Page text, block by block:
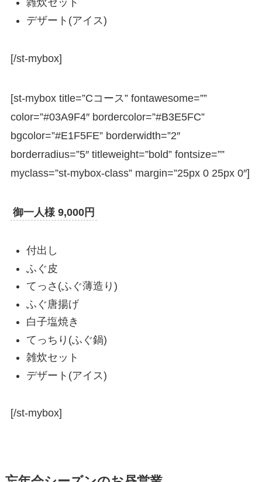
雑炊セット
デザート(アイス)
[/st-mybox]
[st-mybox title=”Cコース” fontawesome=””
color=”#03A9F4″ bordercolor=”#B3E5FC”
bgcolor=”#E1F5FE” borderwidth=”2″
borderradius=”5″ titleweight=”bold” fontsize=””
myclass=”st-mybox-class” margin=”25px 0 25px 0″]
御一人様 9,000円
付出し
ふぐ皮
てっさ(ふぐ薄造り)
ふぐ唐揚げ
白子塩焼き
てっちり(ふぐ鍋)
雑炊セット
デザート(アイス)
[/st-mybox]